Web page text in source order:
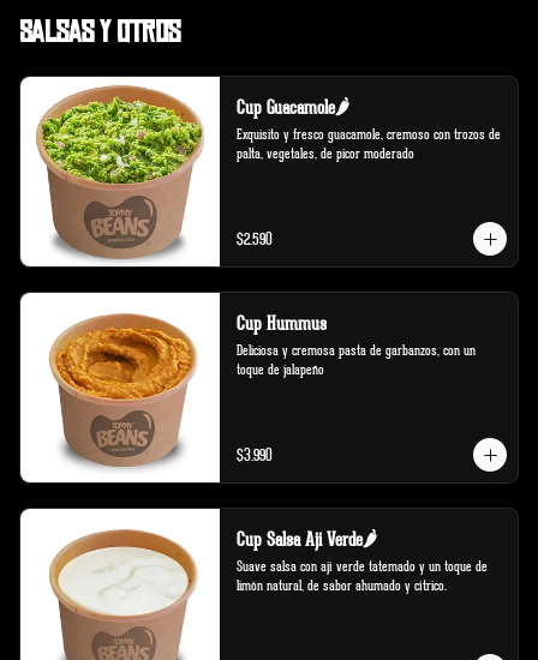
Salsas y Otros
Cup Guacamole🌶️
Exquisito y fresco guacamole, cremoso con trozos de
palta, vegetales, de picor moderado
$2.590
Cup Hummus
Deliciosa y cremosa pasta de garbanzos, con un
toque de jalapeño
$3.990
Cup Salsa Aji Verde🌶️
Suave salsa con ají verde tatemado y un toque de
limón natural, de sabor ahumado y cítrico.